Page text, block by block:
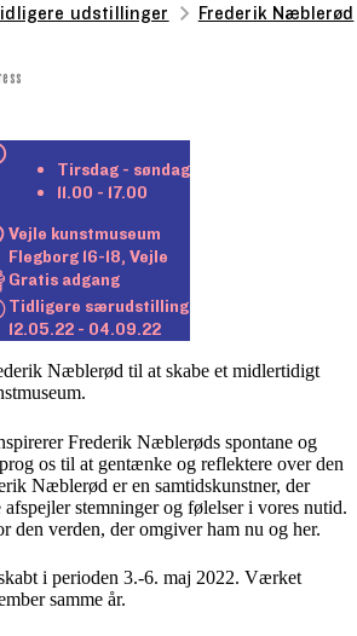
udstillinger Frederik Næblerød
2025
Tirsdag - søndag
11.00 - 17.00
Vejle kunstmuseum
Flegborg 16-18, Vejle
Gratis adgang
Tidligere særudstilling
12.05.22 - 04.09.22
Næblerød til at skabe et midlertidigt
Frederik Næblerøds spontane og
os til at gentænke og reflektere over den
Næblerød er en samtidskunstner, der
stemninger og følelser i vores nutid.
den verden, der omgiver ham nu og her.
i perioden 3.-6. maj 2022. Værket
samme år.